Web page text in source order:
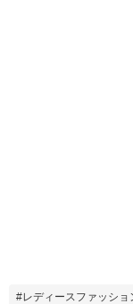
レディースファッショ